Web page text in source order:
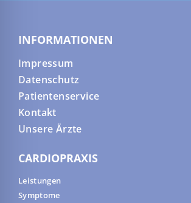
INFORMATIONEN
Impressum
Datenschutz
Patientenservice
Kontakt
Unsere Ärzte
CARDIOPRAXIS
Leistungen
Symptome